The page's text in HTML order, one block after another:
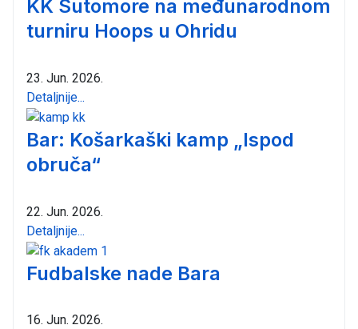
KK Sutomore na međunarodnom
turniru Hoops u Ohridu
23. Jun. 2026.
Detaljnije...
Bar: Košarkaški kamp „Ispod
obruča“
22. Jun. 2026.
Detaljnije...
Fudbalske nade Bara
16. Jun. 2026.